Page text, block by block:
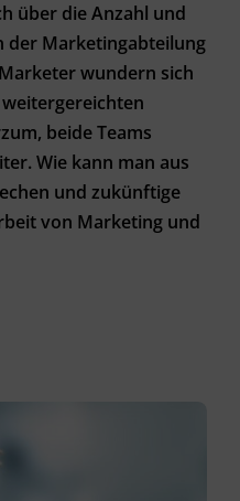
über die Anzahl und
der Marketingabteilung
wundern sich
beide Teams
Wie kann man aus
und zukünftige
von Marketing und